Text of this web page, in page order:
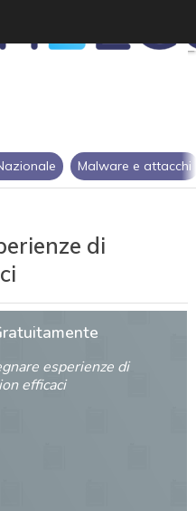
Malware e attacchi
di
esperienze di
efficaci